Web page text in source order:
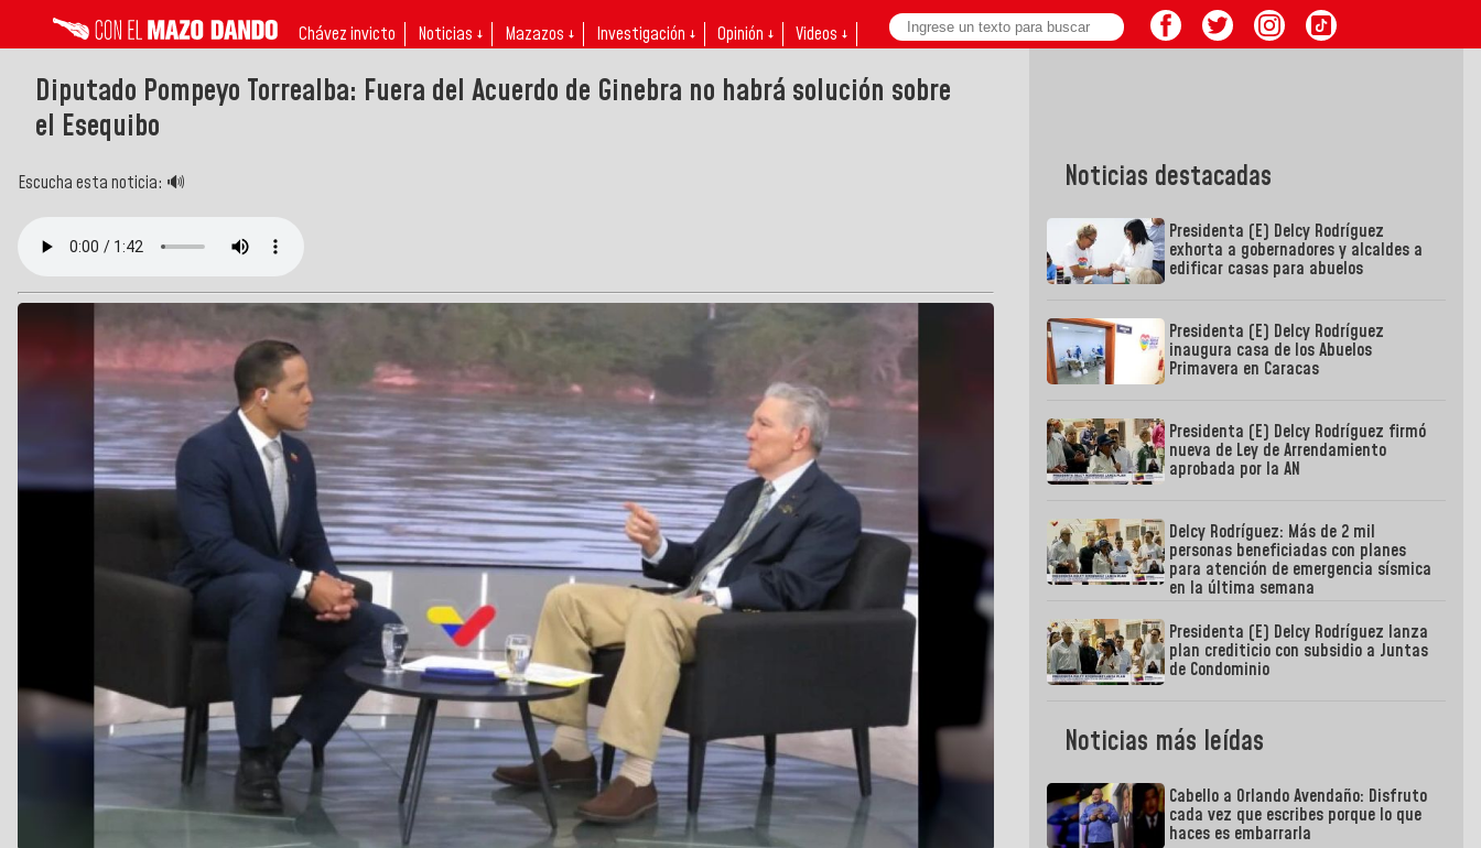
Chávez invicto Noticias ↓ Mazazos ↓ Investigación ↓ Opinión ↓ Videos ↓
Diputado Pompeyo Torrealba: Fuera del Acuerdo de Ginebra no habrá solución sobre
el Esequibo
Escucha esta noticia: 🔊 Noticias destacadas
Presidenta (E) Delcy Rodríguez
exhorta a gobernadores y alcaldes a
edificar casas para abuelos
Presidenta (E) Delcy Rodríguez
inaugura casa de los Abuelos
Primavera en Caracas
Presidenta (E) Delcy Rodríguez firmó
nueva de Ley de Arrendamiento
aprobada por la AN
Delcy Rodríguez: Más de 2 mil
personas beneficiadas con planes
para atención de emergencia sísmica
en la última semana
Presidenta (E) Delcy Rodríguez lanza
plan crediticio con subsidio a Juntas
de Condominio
Noticias más leídas
Cabello a Orlando Avendaño: Disfruto
cada vez que escribes porque lo que
haces es embarrarla